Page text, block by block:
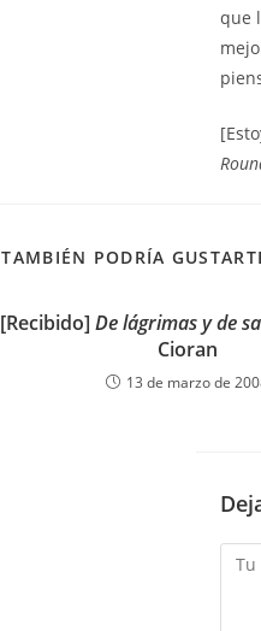
que
TAMBIÉN PODRÍA
[Recibido] De lágrimas y de
Cioran
13 de marzo de